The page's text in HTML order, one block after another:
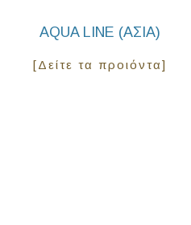
AQUA LINE (ΑΣΙΑ)
[Δείτε τα προιόντα]